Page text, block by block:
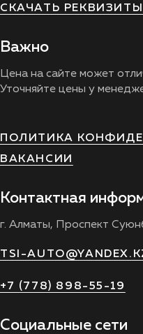
СКАЧАТЬ РЕКВИЗИТЫ
Важно
Цена на сайте может
Уточняйте цены у
ПОЛИТИКА
ВАКАНСИИ
Контактная
г. Алматы, Проспект
TSI-
+7 (778) 898-55-19
Социальные сети